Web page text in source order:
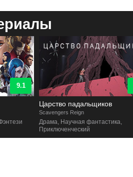
9.1
Царство падальщиков
Scavengers Reign
Драма, Научная фантастика,
Приключенческий